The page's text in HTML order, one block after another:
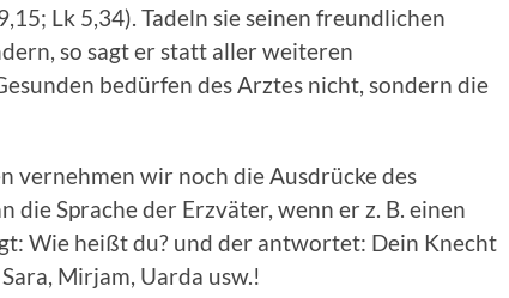
Lk 5,34). Tadeln sie seinen freundlichen
so sagt er statt aller weiteren
bedürfen des Arztes nicht, sondern die
vernehmen wir noch die Ausdrücke des
die Sprache der Erzväter, wenn er z. B. einen
Wie heißt du? und der antwortet: Dein Knecht
Mirjam, Uarda usw.!